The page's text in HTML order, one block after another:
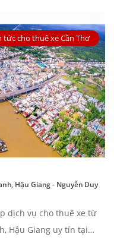
tức cho thuê xe Cần Thơ
Hậu Giang - Nguyễn Duy
dịch vụ cho thuê xe từ
Hậu Giang uy tín tại